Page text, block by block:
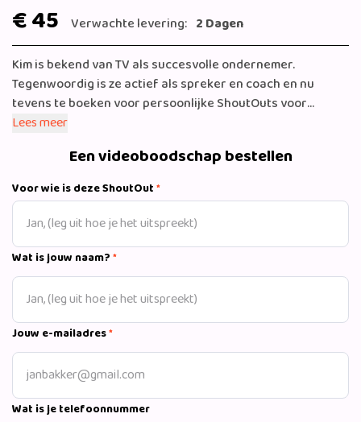
€ 45 Verwachte levering: 2 Dagen
Kim is bekend van TV als succesvolle ondernemer.
Tegenwoordig is ze actief als spreker en coach en nu
tevens te boeken voor persoonlijke ShoutOuts voor
bijvoorbeeld vrijgezellenfeesten of verjaardagen.
Lees meer
Een videoboodschap bestellen
Voor wie is deze ShoutOut*
Wat is jouw naam?*
Jouw e-mailadres*
Wat is je telefoonnummer